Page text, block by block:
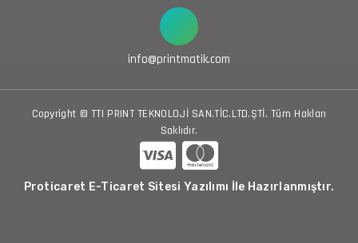
info@printmatik.com
Copyright © TTI PRINT TEKNOLOJİ SAN.TİC.LTD.ŞTİ. Tüm Hakları
Saklıdır.
Proticaret E-Ticaret Sitesi Yazılımı İle Hazırlanmıştır.